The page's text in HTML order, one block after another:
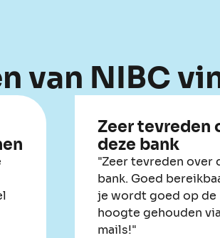
van NIBC
Zeer tevreden
deze bank
"Zeer tevreden over
bank. Goed
je wordt goed op de
hoogte gehouden
mails!"